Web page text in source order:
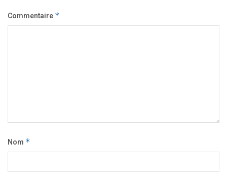
Commentaire *
Nom *